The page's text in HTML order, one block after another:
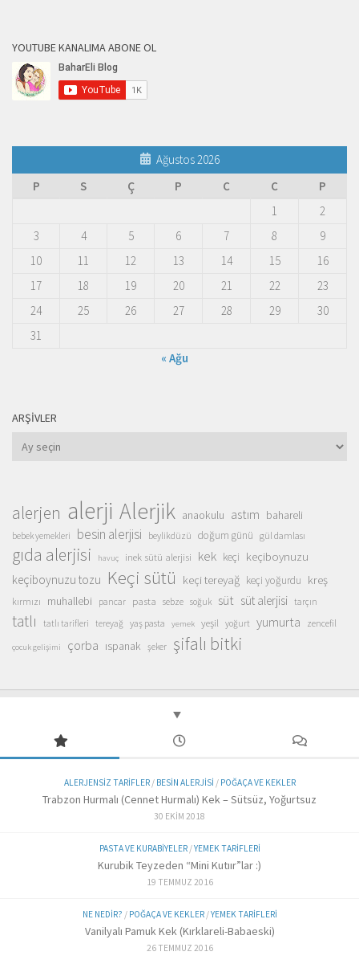
YOUTUBE KANALIMA ABONE OL
Ağustos 2026
P
S Ç P C C
P
1
2
3
4 5 6 7 8
9
10
11 12 13 14 15
16
17
18 19 20 21 22
23
24
25 26 27 28 29
30
31
« Ağu
ARŞIVLER
Arşivler
alerjen alerji Alerjik anaokulu astım bahareli
bebek yemekleri besin alerjisi beylikdüzü doğum günü gül damlası
gıda alerjisi havuç inek sütü alerjisi kek keçi keçiboynuzu
keçiboynuzu tozu Keçi sütü keçi tereyağ keçi yoğurdu kreş
kırmızı muhallebi pancar pasta sebze soğuk süt süt alerjisi tarçın
tatlı tatlı tarifleri tereyağ yaş pasta yemek yeşil yoğurt yumurta zencefil
çocuk gelişimi çorba ıspanak şeker şifalı bitki
ALERJENSIZ TARIFLER/ BESIN ALERJISI / POĞAÇA VE KEKLER
Trabzon Hurmalı (Cennet Hurmalı) Kek – Sütsüz, Yoğurtsuz
30 EKIM 2018
PASTA VE KURABIYELER/YEMEK TARIFLERI
Kurubik Teyzeden “Mini Kutıır”lar :)
19 TEMMUZ 2016
NE NEDIR? / POĞAÇA VE KEKLER/YEMEK TARIFLERI
Vanilyalı Pamuk Kek (Kırklareli-Babaeski)
26 TEMMUZ 2016